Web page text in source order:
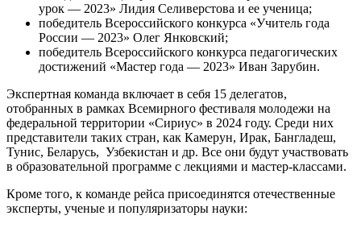
урок — 2023» Лидия Селиверстова и ее ученица;
победитель Всероссийского конкурса «Учитель года
России — 2023» Олег Янковский;
победитель Всероссийского конкурса педагогических
достижений «Мастер года — 2023» Иван Зарубин.
Экспертная команда включает в себя 15 делегатов,
отобранных в рамках Всемирного фестиваля молодежи на
федеральной территории «Сириус» в 2024 году. Среди них
представители таких стран, как Камерун, Ирак, Бангладеш,
Тунис, Беларусь, Узбекистан и др. Все они будут участвовать
в образовательной программе с лекциями и мастер-классами.
Кроме того, к команде рейса присоединятся отечественные
эксперты, ученые и популяризаторы науки: